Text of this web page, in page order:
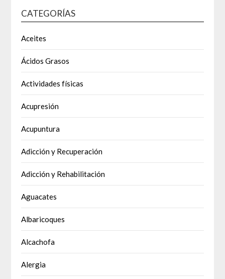
CATEGORÍAS
Aceites
Ácidos Grasos
Actividades físicas
Acupresión
Acupuntura
Adicción y Recuperación
Adicción y Rehabilitación
Aguacates
Albaricoques
Alcachofa
Alergia